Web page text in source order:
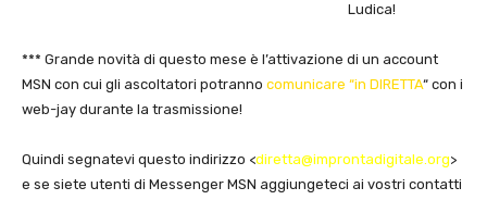
Ludica!
*** Grande novità di questo mese è l’attivazione di un account
MSN con cui gli ascoltatori potranno comunicare “in DIRETTA“ con i
web-jay durante la trasmissione!
Quindi segnatevi questo indirizzo <diretta@improntadigitale.org>
e se siete utenti di Messenger MSN aggiungeteci ai vostri contatti